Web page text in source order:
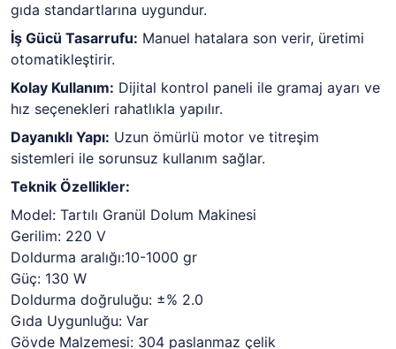
gıda standartlarına uygundur.
İş Gücü Tasarrufu: Manuel hatalara son verir, üretimi
otomatikleştirir.
Kolay Kullanım: Dijital kontrol paneli ile gramaj ayarı ve
hız seçenekleri rahatlıkla yapılır.
Dayanıklı Yapı: Uzun ömürlü motor ve titreşim
sistemleri ile sorunsuz kullanım sağlar.
Teknik Özellikler:
Model: Tartılı Granül Dolum Makinesi
Gerilim: 220 V
Doldurma aralığı:10-1000 gr
Güç: 130 W
Doldurma doğruluğu: ±% 2.0
Gıda Uygunluğu: Var
Gövde Malzemesi: 304 paslanmaz çelik